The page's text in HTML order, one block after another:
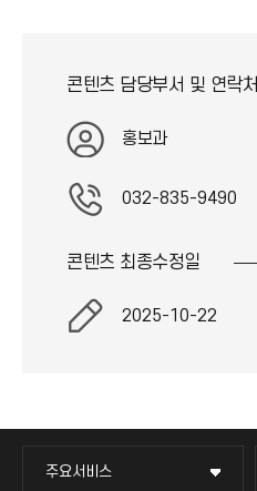
콘텐츠 담당부서 및 연락처
홍보과
032-835-9490
콘텐츠 최종수정일
2025-10-22
주요서비스